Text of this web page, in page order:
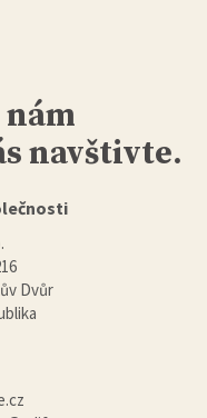
navštivte.
Dvůr